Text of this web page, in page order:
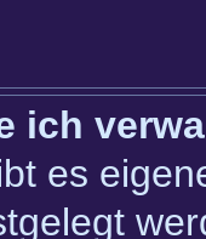
ich
es